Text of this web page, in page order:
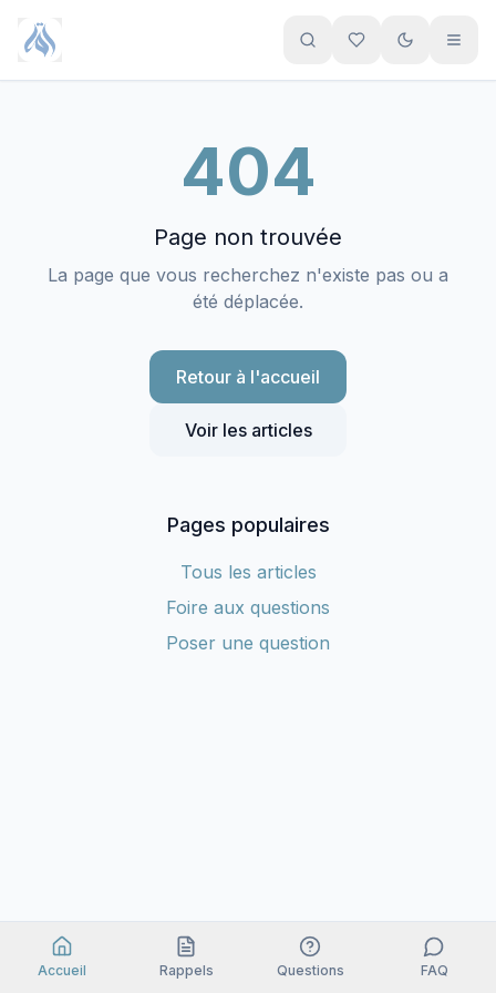
404
Page non trouvée
La page que vous recherchez n'existe pas ou a
été déplacée.
Retour à l'accueil
Voir les articles
Pages populaires
Tous les articles
Foire aux questions
Poser une question
Accueil Rappels Questions FAQ